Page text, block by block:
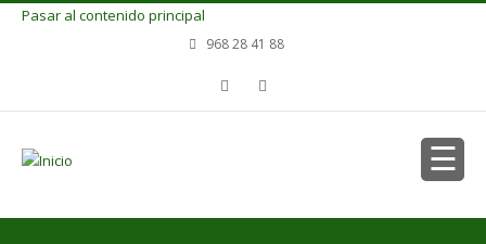
Pasar al contenido principal
968 28 41 88